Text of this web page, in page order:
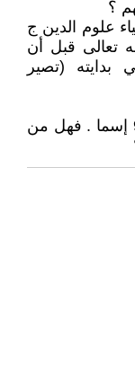
علوم الدين ج
تعالى قبل أن
(تصير
قلت : جعلوا للزعيم ( صدام حسين ) 99 إسما . فهل من